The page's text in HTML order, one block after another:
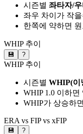
시즌별 좌타자/
좌우 차이가 작
한쪽에 약하면
WHIP 추이
💾 ?
WHIP 추이
시즌별 WHIP(이
WHIP 1.0 이하면
WHIP가 상승하
ERA vs FIP vs xFIP
💾 ?